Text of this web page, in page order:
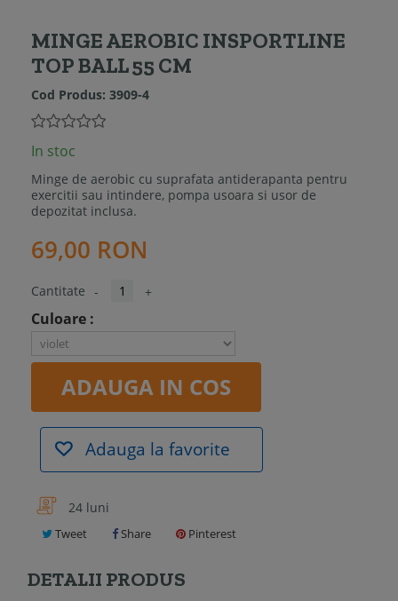
MINGE AEROBIC INSPORTLINE
TOP BALL 55 CM
Cod Produs: 3909-4
In stoc
Minge de aerobic cu suprafata antiderapanta pentru
exercitii sau intindere, pompa usoara si usor de
depozitat inclusa.
69,00 RON
Cantitate - +
Culoare :
ADAUGA IN COS
Adauga la favorite
24 luni
Tweet Share Pinterest
DETALII PRODUS